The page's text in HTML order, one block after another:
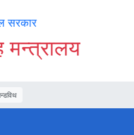
सरकार
मन्त्रालय